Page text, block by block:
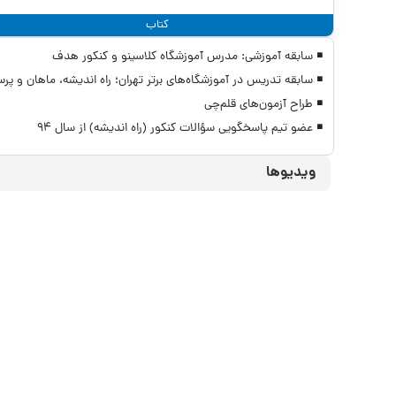
کتاب
◾ سابقه آموزشی: مدرس آموزشگاه كلاسينو و كنكور هدف
◾ سابقه تدريس در آموزشگاه‌های برتر تهران؛ راه انديشه، ماهان و
◾ طراح آزمون‌های قلم‌چی
◾ عضو تيم پاسخگويی سؤالات كنكور (راه انديشه) از سال ٩٤
ویدیوها